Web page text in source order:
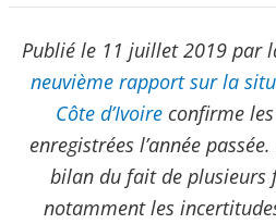
Publié le 11 juillet 2019 par
neuvième rapport sur la
Côte d’Ivoireconfirme les
enregistrées l’année
bilan du fait de plusieurs
notamment les